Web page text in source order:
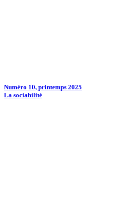
Numéro 10, printemps 2025
La sociabilité